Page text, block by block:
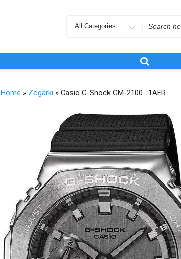
Search
Home » Zegarki » Casio G-Shock GM-2100 -1AER